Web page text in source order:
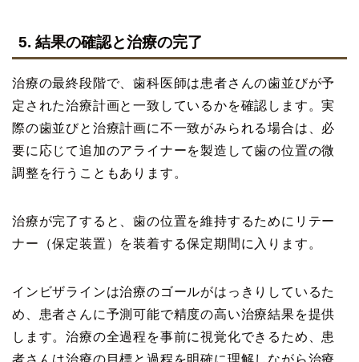
5. 結果の確認と治療の完了
治療の最終段階で、歯科医師は患者さんの歯並びが予
定された治療計画と一致しているかを確認します。実
際の歯並びと治療計画に不一致がみられる場合は、必
要に応じて追加のアライナーを製造して歯の位置の微
調整を行うこともあります。
治療が完了すると、歯の位置を維持するためにリテー
ナー（保定装置）を装着する保定期間に入ります。
インビザラインは治療のゴールがはっきりしているた
め、患者さんに予測可能で精度の高い治療結果を提供
します。治療の全過程を事前に視覚化できるため、患
者さんは治療の目標と過程を明確に理解しながら治療